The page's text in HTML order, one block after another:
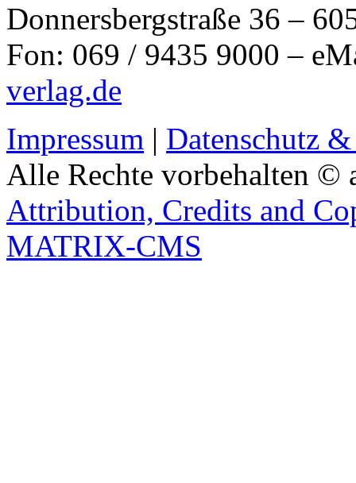
Donnersbergstraße 36 –
Fon: 069 / 9435 9000 –
verlag.de
Impressum | Datenschutz
Alle Rechte vorbehalten ©
Attribution, Credits and
MATRIX-CMS